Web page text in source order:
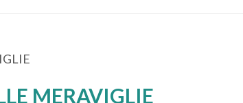
MERAVIGLIE